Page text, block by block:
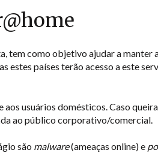
tem como objetivo ajudar a manter
estes países terão acesso a este
usuários domésticos. Caso
ao público corporativo/comercial.
são malware(ameaças online) e